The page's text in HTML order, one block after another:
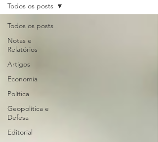
Todos os posts
Notas e
Relatórios
Artigos
Economia
Política
Geopolítica e
Defesa
Editorial
Todos os posts